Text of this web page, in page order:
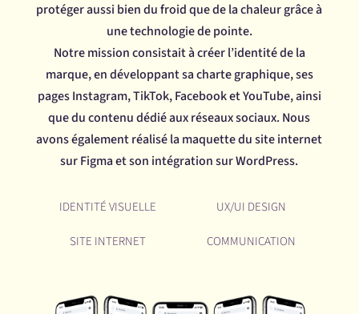
protéger aussi bien du froid que de la chaleur grâce à
une technologie de pointe.
Notre mission consistait à créer l’identité de la
marque, en développant sa charte graphique, ses
pages Instagram, TikTok, Facebook et YouTube, ainsi
que du contenu dédié aux réseaux sociaux. Nous
avons également réalisé la maquette du site internet
sur Figma et son intégration sur WordPress.
IDENTITÉ VISUELLE UX/UI DESIGN
SITE INTERNET COMMUNICATION